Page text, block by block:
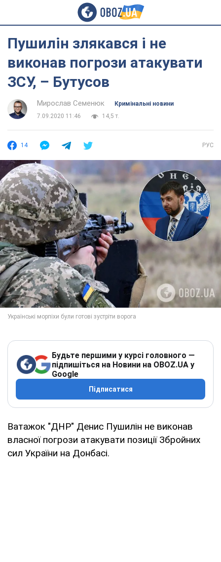
Пушилін злякався і не
виконав погрози атакувати
ЗСУ, – Бутусов
Мирослав Семенюк
Кримінальні новини
7.09.2020 11:46
14,5 т.
14 РУС
Будьте першими у курсі головного —
підпишіться на Новини на OBOZ.UA у
Google
Підписатися
Ватажок "ДНР" Денис Пушилін не виконав
власної погрози атакувати позиції Збройних
сил України на Донбасі.